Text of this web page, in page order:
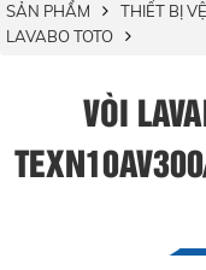
SẢN PHẨM THIẾT BỊ
LAVABO TOTO
VÒI